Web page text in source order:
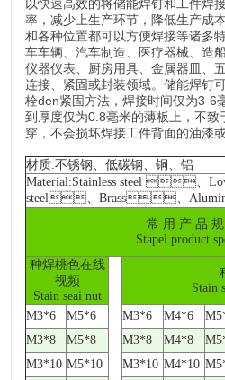
以快速高效的将储能焊钉和工件焊接
率，减少上生产环节，降低生产成本
和各种位置都可以方便焊接等诸多特
车车辆、汽车制造、医疗器械、造船
仪器仪表、厨房用具、金属器皿
连接、紧固或封装领域。储能
栓den紧固方法，焊接时间仅为3-6
到厚度仅为0.8毫米的薄板上，不致
穿，不会损坏焊接工件背面的油漆或
材质:不锈钢、低碳钢、铜、铝
Material:Stainless steel 、
steel、Brass、
常 用 产 品
Stapel product
种焊桃色在线
视频
Stain seai nut
Stain
M3*6 M5*6 M3*6 M4*6
M3*8
M5*8 M3*8 M4*8
M3*10 M5*10 M3*10 M4*10